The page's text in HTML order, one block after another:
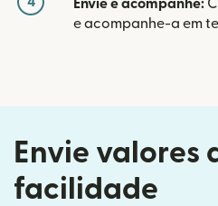
Envie e acompanhe:
e acompanhe-a em
Envie valores
facilidade